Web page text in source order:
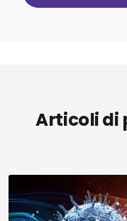
Articoli di